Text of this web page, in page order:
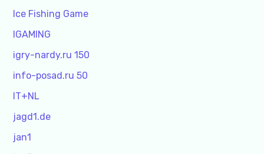
Ice Fishing Game
IGAMING
igry-nardy.ru 150
info-posad.ru 50
IT+NL
jagd1.de
jan1